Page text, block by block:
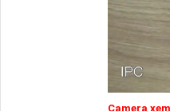
Camera